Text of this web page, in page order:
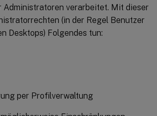
Administratoren verarbeitet. Mit dieser
(in der Regel Benutzer
Desktops) Folgendes tun:
per Profilverwaltung